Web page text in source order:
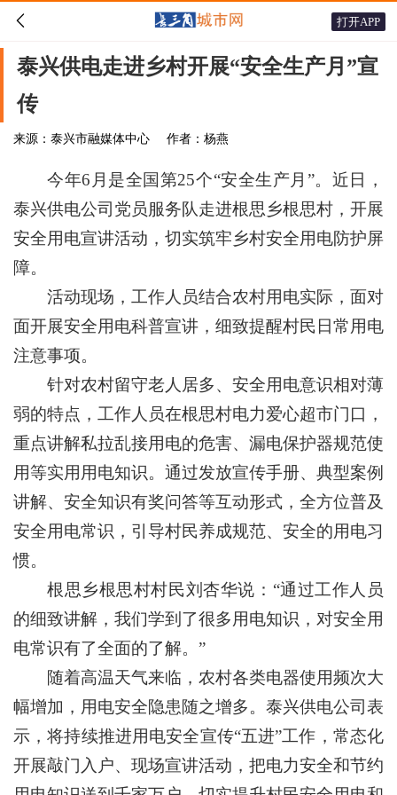
 打开APP
泰兴供电走进乡村开展“安全生产月”宣
传
来源：泰兴市融媒体中心 作者：杨燕
今年6月是全国第25个“安全生产月”。近日，
泰兴供电公司党员服务队走进根思乡根思村，开展
安全用电宣讲活动，切实筑牢乡村安全用电防护屏
障。
活动现场，工作人员结合农村用电实际，面对
面开展安全用电科普宣讲，细致提醒村民日常用电
注意事项。
针对农村留守老人居多、安全用电意识相对薄
弱的特点，工作人员在根思村电力爱心超市门口，
重点讲解私拉乱接用电的危害、漏电保护器规范使
用等实用用电知识。通过发放宣传手册、典型案例
讲解、安全知识有奖问答等互动形式，全方位普及
安全用电常识，引导村民养成规范、安全的用电习
惯。
根思乡根思村村民刘杏华说：“通过工作人员
的细致讲解，我们学到了很多用电知识，对安全用
电常识有了全面的了解。”
随着高温天气来临，农村各类电器使用频次大
幅增加，用电安全隐患随之增多。泰兴供电公司表
示，将持续推进用电安全宣传“五进”工作，常态化
开展敲门入户、现场宣讲活动，把电力安全和节约